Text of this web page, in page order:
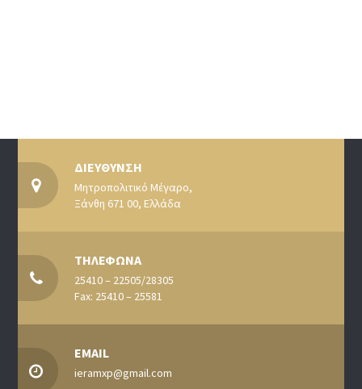
ΔΙΕΥΘΥΝΣΗ
Μητροπολιτικό Μέγαρο,
Ξάνθη 671 00, Ελλάδα
ΤΗΛΕΦΩΝΑ
25410 – 22505/28305
Fax: 25410 – 25581
EMAIL
ieramxp@gmail.com